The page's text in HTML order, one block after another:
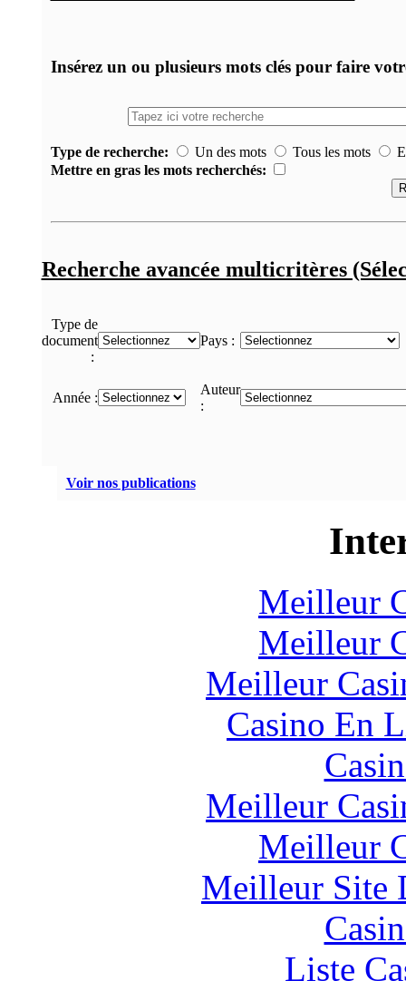
Insérez un ou plusieurs mots clés pour faire
Type de recherche: Un des mots Tous les mots
Mettre en gras les mots recherchés:
Recherche avancée multicritères
Type de
document
:
Pays :
Année :
Auteur
:
Voir nos publications
Meilleur
Meilleur
Meilleur
Casino En
Meilleur
Meilleur
Meilleur Site
Liste